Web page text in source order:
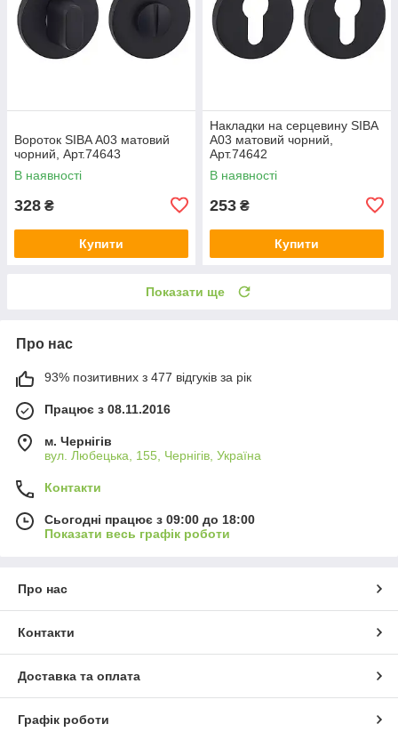
Вороток SIBA А03 матовий
чорний, Арт.74643
В наявності
328 ₴
Купити
Накладки на серцевину SIBA
А03 матовий чорний,
Арт.74642
В наявності
253 ₴
Купити
Показати ще
Про нас
93% позитивних з 477 відгуків за рік
Працює з 08.11.2016
м. Чернігів
вул. Любецька, 155, Чернігів, Україна
Контакти
Сьогодні працює з 09:00 до 18:00
Показати весь графік роботи
Про нас
Контакти
Доставка та оплата
Графік роботи